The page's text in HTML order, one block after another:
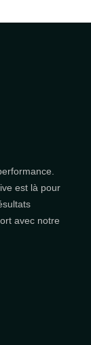
est là pour
avec notre